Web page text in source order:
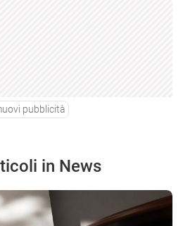
pubblicità
in News